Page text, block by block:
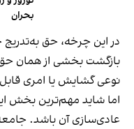
بحران
در این چرخه، حق به‌تدریج
بازگشت بخشی از همان
نوعی گشایش یا امری
اما شاید مهم‌ترین بخش
عادی‌سازی آن باشد.